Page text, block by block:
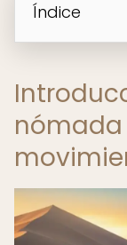
Índice
nómada